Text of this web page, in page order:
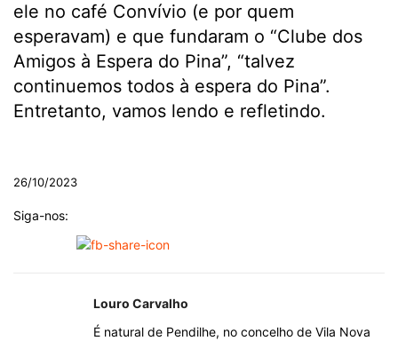
ele no café Convívio (e por quem
esperavam) e que fundaram o “Clube dos
Amigos à Espera do Pina”, “talvez
continuemos todos à espera do Pina”.
Entretanto, vamos lendo e refletindo.
26/10/2023
Siga-nos:
Louro Carvalho
É natural de Pendilhe, no concelho de Vila Nova